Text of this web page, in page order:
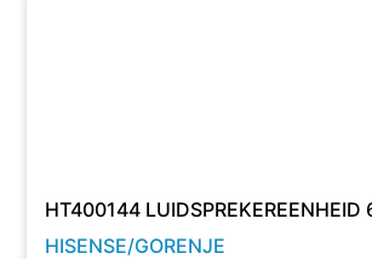
HT400144 LUIDSPREKEREENHEID
HISENSE/GORENJE